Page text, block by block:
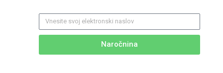
Naročnina